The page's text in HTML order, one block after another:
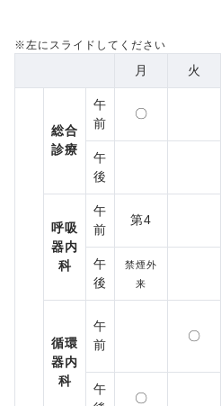
※左にスライドしてください
月 火
総合
診療
午
前
〇
午
後
呼吸
器内
科
午
前
第4
午
後
禁煙外
来
循環
器内
科
午
前
〇
午
〇